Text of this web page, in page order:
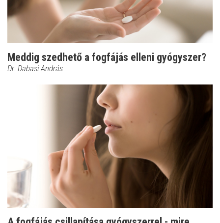
Meddig szedhető a fogfájás elleni gyógyszer?
Dr. Dabasi András